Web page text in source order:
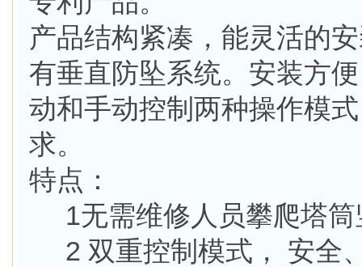
产品结构紧凑，能灵活的
有垂直防坠系统。安装方
动和手动控制两种操作模
求。
特点：
1无需维修人员攀爬塔筒
2 双重控制模式， 安全